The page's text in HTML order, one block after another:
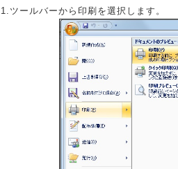
1.ツールバーから印刷を選択します。